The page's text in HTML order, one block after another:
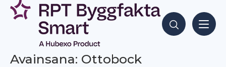
Siirry
sisältöön
Hae sisältöjä
Avainsana: Ottobock